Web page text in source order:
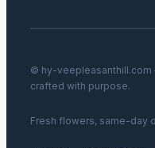
© hy-veepleasanthill.com
crafted with purpose.
Fresh flowers, same-day